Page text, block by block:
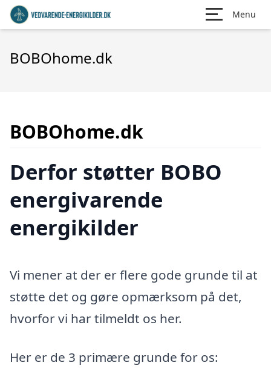
Menu
BOBOhome.dk
BOBOhome.dk
Derfor støtter BOBO
energivarende
energikilder
Vi mener at der er flere gode grunde til at
støtte det og gøre opmærksom på det,
hvorfor vi har tilmeldt os her.
Her er de 3 primære grunde for os: